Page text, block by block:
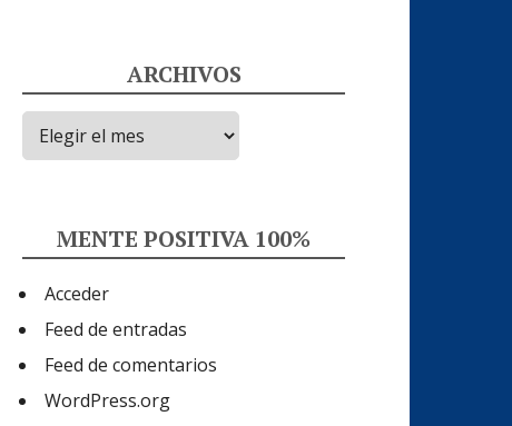
ARCHIVOS
Archivos
MENTE POSITIVA 100%
Acceder
Feed de entradas
Feed de comentarios
WordPress.org